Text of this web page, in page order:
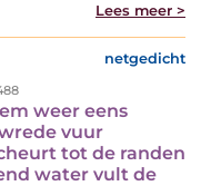
Lees meer >
netgedicht
weer eens
vuur
tot de randen
water vult de